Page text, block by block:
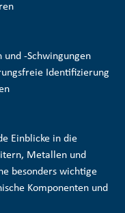
und -Schwingungen
Identifizierung
Einblicke in die
Metallen und
besonders wichtige
Komponenten und